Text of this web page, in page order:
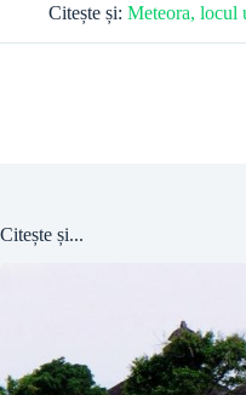
Citește și: Meteora, locul
Citește și...